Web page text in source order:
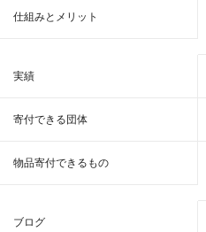
仕組みとメリット
実績
寄付できる団体
物品寄付できるもの
ブログ